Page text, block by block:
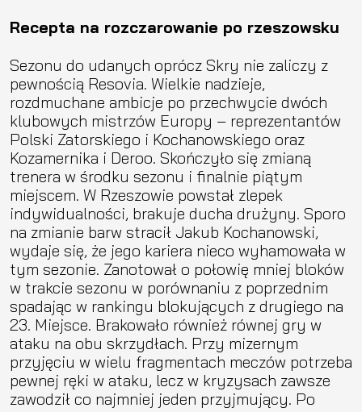
Recepta na rozczarowanie po rzeszowsku
Sezonu do udanych oprócz Skry nie zaliczy z
pewnością Resovia. Wielkie nadzieje,
rozdmuchane ambicje po przechwycie dwóch
klubowych mistrzów Europy – reprezentantów
Polski Zatorskiego i Kochanowskiego oraz
Kozamernika i Deroo. Skończyło się zmianą
trenera w środku sezonu i finalnie piątym
miejscem. W Rzeszowie powstał zlepek
indywidualności, brakuje ducha drużyny. Sporo
na zmianie barw stracił Jakub Kochanowski,
wydaje się, że jego kariera nieco wyhamowała w
tym sezonie. Zanotował o połowię mniej bloków
w trakcie sezonu w porównaniu z poprzednim
spadając w rankingu blokujących z drugiego na
23. Miejsce. Brakowało również równej gry w
ataku na obu skrzydłach. Przy mizernym
przyjęciu w wielu fragmentach meczów potrzeba
pewnej ręki w ataku, lecz w kryzysach zawsze
zawodził co najmniej jeden przyjmujący. Po